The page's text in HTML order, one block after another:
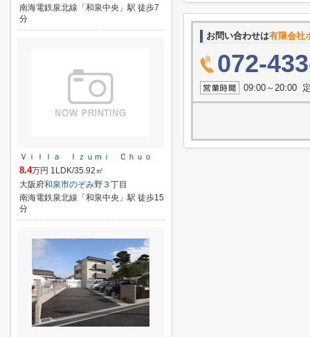
お問い合わせは有限会社
072-
09:00～20:00
南海電鉄泉北線「和泉中央」駅 徒歩7
分
Ｖｉｌｌａ Ｉｚｕｍｉ Ｃｈｕｏ
8.4万円 1LDK/35.92㎡
大阪府和泉市のぞみ野 ３丁目
南海電鉄泉北線「和泉中央」駅 徒歩15
分